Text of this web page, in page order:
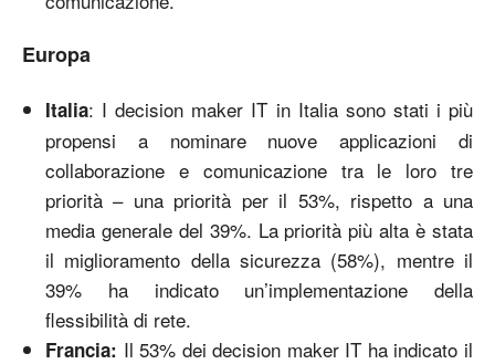
Europa
Italia: I decision maker IT in Italia sono stati i più
propensi a nominare nuove applicazioni di
collaborazione e comunicazione tra le loro tre
priorità – una priorità per il 53%, rispetto a una
media generale del 39%. La priorità più alta è stata
il miglioramento della sicurezza (58%), mentre il
39% ha indicato un’implementazione della
flessibilità di rete.
Francia: Il 53% dei decision maker IT ha indicato il